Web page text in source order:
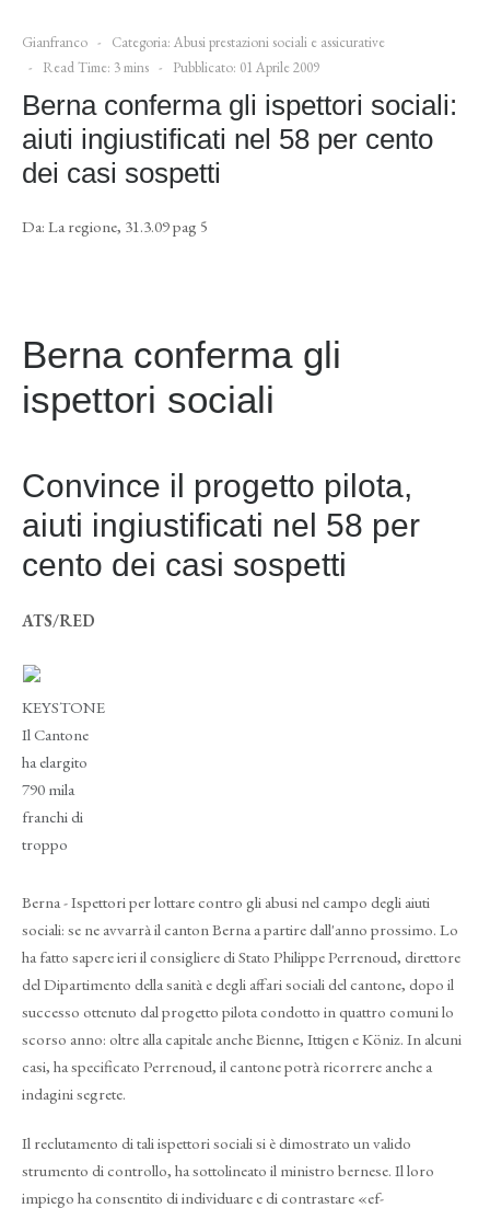
Gianfranco Categoria: Abusi prestazioni sociali e assicurative
Read Time: 3 mins
Pubblicato: 01 Aprile 2009
Berna conferma gli ispettori sociali:
aiuti ingiustificati nel 58 per cento
dei casi sospetti
Da: La regione, 31.3.09 pag 5
Berna conferma gli
ispettori sociali
Convince il progetto pilota,
aiuti ingiustificati nel 58 per
cento dei casi sospetti
ATS/RED
KEYSTONE
Il Cantone
ha elargito
790 mila
franchi di
troppo
Berna - Ispettori per lottare contro gli abusi nel campo degli aiuti
sociali: se ne avvarrà il canton Berna a partire dall'anno prossimo. Lo
ha fatto sapere ieri il consigliere di Stato Philippe Perrenoud, direttore
del Dipartimento della sanità e degli affari sociali del cantone, dopo il
successo ottenuto dal progetto pilota condotto in quattro comuni lo
scorso anno: oltre alla capitale anche Bienne, Ittigen e Köniz. In alcuni
casi, ha specificato Perrenoud, il cantone potrà ricorrere anche a
indagini segrete.
Il reclutamento di tali ispettori sociali si è dimostrato un valido
strumento di controllo, ha sottolineato il ministro bernese. Il loro
impiego ha consentito di individuare e di contrastare «ef-